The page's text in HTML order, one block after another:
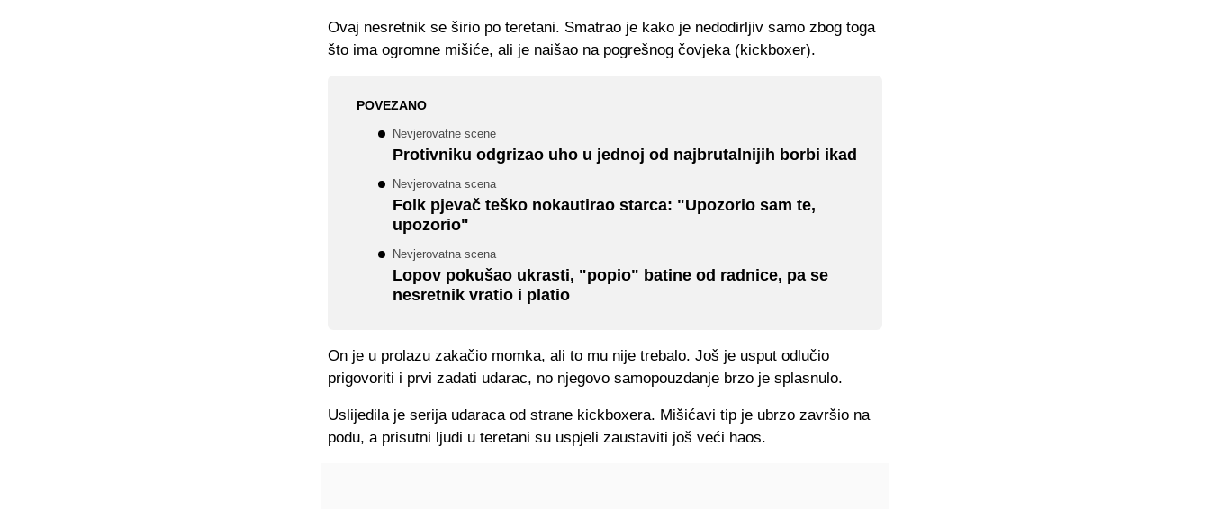
Ovaj nesretnik se širio po teretani. Smatrao je kako je nedodirljiv samo zbog toga
što ima ogromne mišiće, ali je naišao na pogrešnog čovjeka (kickboxer).
POVEZANO
Nevjerovatne scene
Protivniku odgrizao uho u jednoj od najbrutalnijih borbi ikad
Nevjerovatna scena
Folk pjevač teško nokautirao starca: "Upozorio sam te,
upozorio"
Nevjerovatna scena
Lopov pokušao ukrasti, "popio" batine od radnice, pa se
nesretnik vratio i platio
On je u prolazu zakačio momka, ali to mu nije trebalo. Još je usput odlučio
prigovoriti i prvi zadati udarac, no njegovo samopouzdanje brzo je splasnulo.
Uslijedila je serija udaraca od strane kickboxera. Mišićavi tip je ubrzo završio na
podu, a prisutni ljudi u teretani su uspjeli zaustaviti još veći haos.